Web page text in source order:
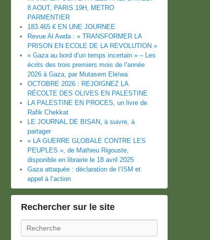
8 AOUT, PARIS 19H, METRO
PARMENTIER
183.465 € EN UNE JOURNEE
Revue Al Awda : « TRANSFORMER LA
PRISON EN ECOLE DE LA REVOLUTION »
« Gaza au bord d’un temps incertain » – Les
écrits des trois premiers mois de l’année
2026 à Gaza, par Mutasem Eleïwa
OCTOBRE 2026 : REJOIGNEZ LA
RÉCOLTE DES OLIVES EN PALESTINE
LA PALESTINE EN PROCES, un livre de
Rafik Chekkat
LE JOURNAL DE BISAN, à suivre, à
partager
« LA GUERRE GLOBALE CONTRE LES
PEUPLES », de Mathieu Rigouste,
disponible en librairie le 18 avril 2025
Gaza attaquée : déclaration de l’ISM et
appel à l’action
Rechercher sur le site
Recherche